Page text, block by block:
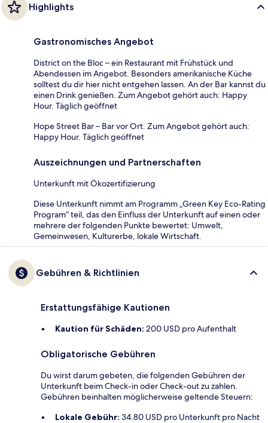
Highlights
Gastronomisches Angebot
District on the Bloc – ein Restaurant mit Frühstück und
Abendessen im Angebot. Besonders amerikanische Küche
solltest du dir hier nicht entgehen lassen. An der Bar kannst du
einen Drink genießen. Zum Angebot gehört auch: Happy
Hour. Täglich geöffnet
Hope Street Bar – Bar vor Ort. Zum Angebot gehört auch:
Happy Hour. Täglich geöffnet
Auszeichnungen und Partnerschaften
Unterkunft mit Ökozertifizierung
Diese Unterkunft nimmt am Programm „Green Key Eco-Rating
Program“ teil, das den Einfluss der Unterkunft auf einen oder
mehrere der folgenden Punkte bewertet: Umwelt,
Gemeinwesen, Kulturerbe, lokale Wirtschaft.
Gebühren & Richtlinien
Erstattungsfähige Kautionen
Kaution für Schäden: 200 USD pro Aufenthalt
Obligatorische Gebühren
Du wirst darum gebeten, die folgenden Gebühren der
Unterkunft beim Check-in oder Check-out zu zahlen.
Gebühren beinhalten möglicherweise geltende Steuern:
Lokale Gebühr: 34.80 USD pro Unterkunft pro Nacht